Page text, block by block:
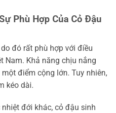
Phù Hợp Của Cỏ Đậu
đó rất phù hợp với điều
Nam. Khả năng chịu nắng
điểm cộng lớn. Tuy nhiên,
kéo dài.
đới khác, cỏ đậu sinh